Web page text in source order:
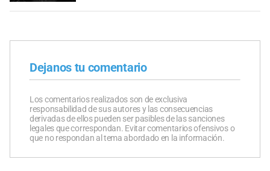
Dejanos tu comentario
Los comentarios realizados son de exclusiva
responsabilidad de sus autores y las consecuencias
derivadas de ellos pueden ser pasibles de las sanciones
legales que correspondan. Evitar comentarios ofensivos o
que no respondan al tema abordado en la información.